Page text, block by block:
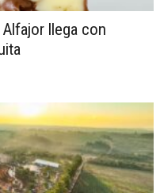
llega con